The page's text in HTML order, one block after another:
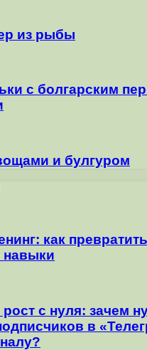
из рыбы
с болгарским
и булгуром
как
навыки
с нуля: зачем
в